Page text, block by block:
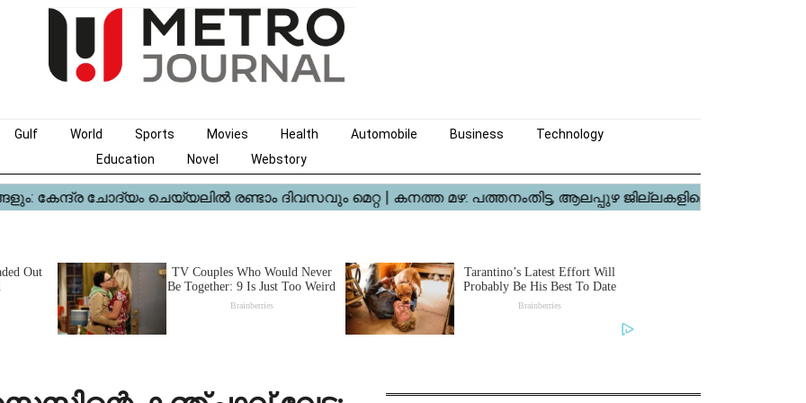
Gulf World Sports Movies Health Automobile Business
Technology
Education
Novel Webstory